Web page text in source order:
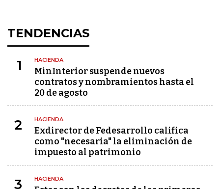
TENDENCIAS
1 HACIENDA
MinInterior suspende nuevos
contratos y nombramientos hasta el
20 de agosto
2 HACIENDA
Exdirector de Fedesarrollo califica
como "necesaria" la eliminación de
impuesto al patrimonio
3 HACIENDA